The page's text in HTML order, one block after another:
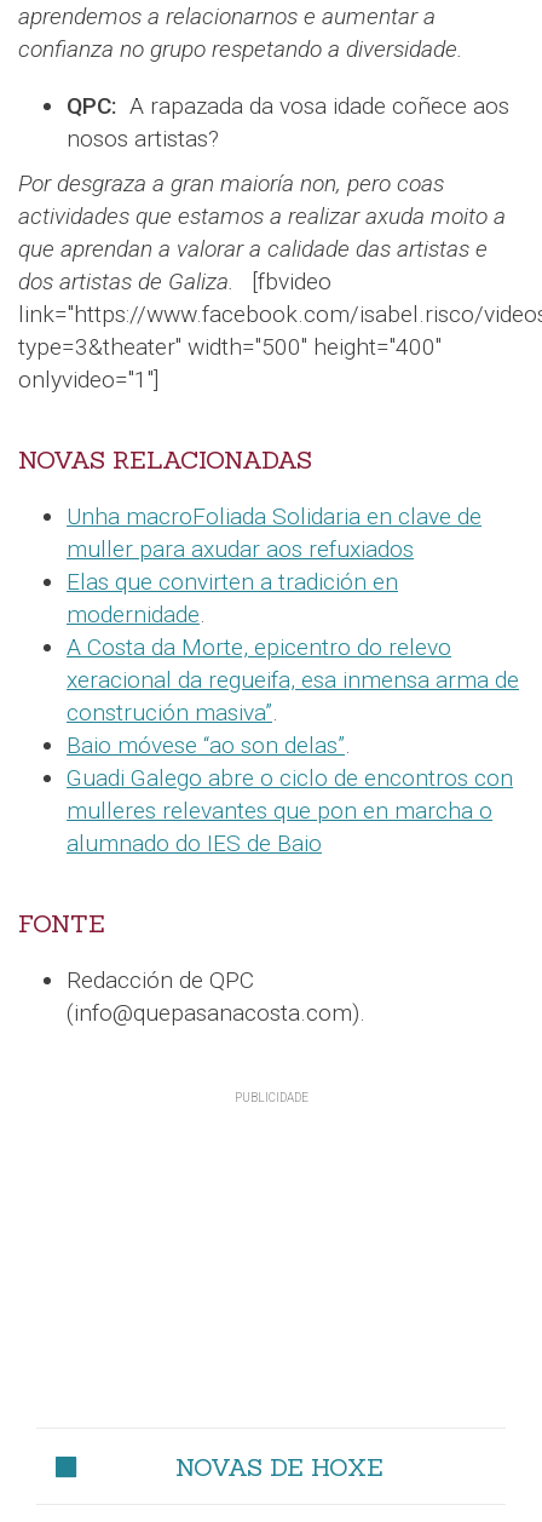
aprendemos a relacionarnos e aumentar a
confianza no grupo respetando a diversidade.
QPC: A rapazada da vosa idade coñece aos
nosos artistas?
Por desgraza a gran maioría non, pero coas
actividades que estamos a realizar axuda moito a
que aprendan a valorar a calidade das artistas e
dos artistas de Galiza. [fbvideo
link="https://www.facebook.com/isabel.risco/
type=3&theater" width="500" height="400"
onlyvideo="1"]
NOVAS RELACIONADAS
Unha macroFoliada Solidaria en clave de
muller para axudar aos refuxiados
Elas que convirten a tradición en
modernidade.
A Costa da Morte, epicentro do relevo
xeracional da regueifa, esa inmensa arma de
construción masiva”.
Baio móvese “ao son delas”.
Guadi Galego abre o ciclo de encontros con
mulleres relevantes que pon en marcha o
alumnado do IES de Baio
FONTE
Redacción de QPC
(info@quepasanacosta.com).
NOVAS DE HOXE